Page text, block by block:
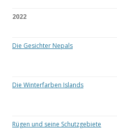
2022
Die Gesichter Nepals
Die Winterfarben Islands
Rügen und seine Schutzgebiete